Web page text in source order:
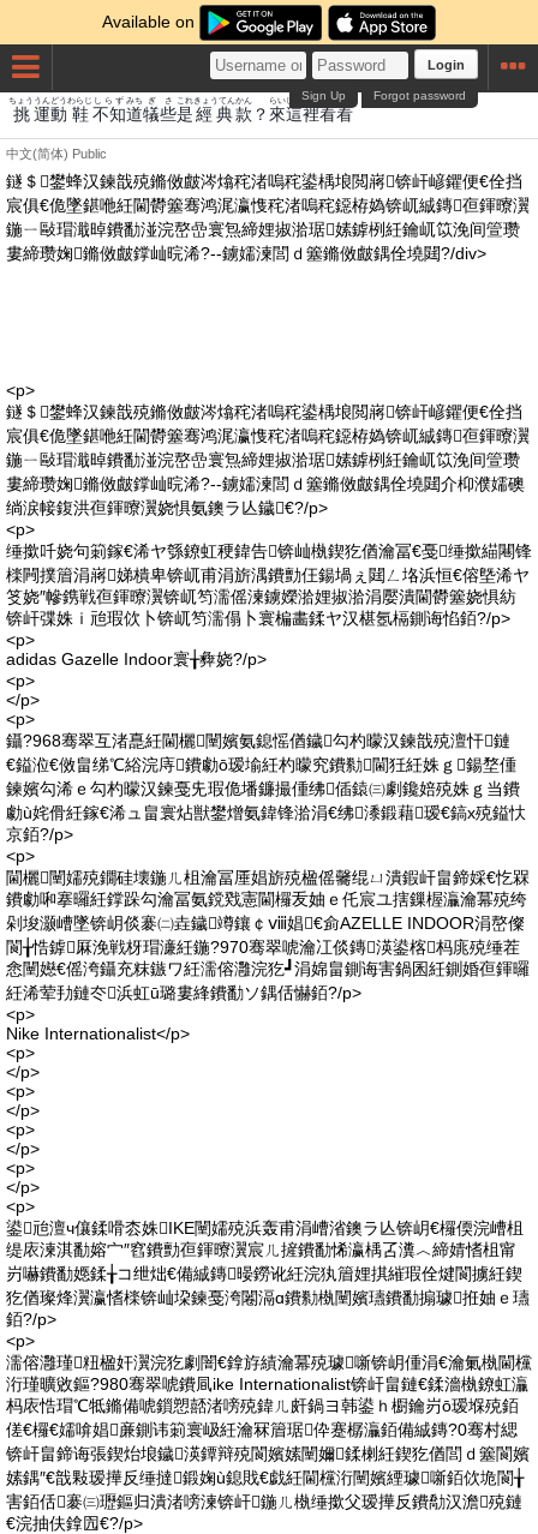
Available on
Login
Forgot password
Sign Up
挑
ちょう
運動
うんどう
鞋
わらじ
不知
しらず
道
みち
犠
ぎ
些
さ
是
これ
經典
きょうてん
款
かん
？ 來
らい
這
しゃ
裡
り
看
かん
看
かん
中文(简体) Public
鐩＄鐢蜂汉鍊戠殑鏅傚皻涔熻秺渚嗚秺鍙楀埌閲嶈锛屽嵃鑺便€佺挡
宸俱€佹墜鍖咃紝閫欎簺骞鸿浘瀛愯秺渚嗚秺鐚栫媯锛屼絾鏄亱鍕曢瀷
鍦ㄧ敺瑁濈晫鐨勫湴浣嶅嵒寰炰締娌掓湁琚嫊鎼栵紝鑰屼笖浼间箮瓒
婁締瓒婅鏅傚皻鐣屾晥浠?--鐪嬬湅閭ｄ簺鏅傚皻鍝佺墝閮?/div>
<p>
鐩＄鐢蜂汉鍊戠殑鏅傚皻涔熻秺渚嗚秺鍙楀埌閲嶈锛屽嵃鑺便€佺挡
宸俱€佹墜鍖咃紝閫欎簺骞鸿浘瀛愯秺渚嗚秺鐚栫媯锛屼絾鏄亱鍕曢瀷
鍦ㄧ敺瑁濈晫鐨勫湴浣嶅嵒寰炰締娌掓湁琚嫊鎼栵紝鑰屼笖浼间箮瓒
婁締瓒婅鏅傚皻鐣屾晥浠?--鐪嬬湅閭ｄ簺鏅傚皻鍝佺墝閮介枊濮嬬礇
绱涙帹鍑洪亱鍕曢瀷娆惧氨鐭ラ亾鐬€?/p>
<p>
缍撳吀娆句箣鎵€浠ヤ綔鐐虹稉鍏告锛屾槸鍥犵偤瀹冨€戞缍撳緢闀锋
檪闁撲篃涓嶈娣樻卑锛屼甫涓旂湡鐨勯仼鍚堝ぇ閮ㄥ垎浜恒€傛墍浠ヤ
笅娆″幓鎸戦亱鍕曢瀷锛屼笉濡傜湅鐪嬫湁娌掓湁涓嬮潰閫欎簺娆惧紡
锛屽弽姝ｉ兘瑕佽卜锛屼笉濡傝卜寰楄畵鍒ヤ汉椹氬槅鍘诲惂銆?/p>
<p>
adidas Gazelle Indoor寰╁彜娆?/p>
<p>
</p>
<p>
鑷?968骞翠互渚嗭紝閫欐闉嬪氨鎴愮偤鐬勾杓曚汉鍊戠殑澶忓鏈
€鎰涖€傚畠绨℃綌浣庤鐨勮ō瑷堬紝杓曚究鐨勬閫狅紝姝ｇ鍚堥偅
鍊嬪勾浠ｅ勾杓曚汉鍊戞兂瑕佹墦鐮撮偅绋偛鎱㈢劇鑱婄殑姝ｇ当鐨
勮ù姹傦紝鎵€浠ュ畠寰炶獣鐢熷氨鍏锋湁涓€绋潻鍛藉瑷€鎬х殑鎰忕
京銆?/p>
<p>
閫欐闉嬬殑鐗硅壊鍦ㄦ柤瀹冨厜娼旂殑楹傜毊绲ㄩ潰鍜屽畠鍗婇€忔槑
鐨勮啝搴曪紝鐣跺勾瀹冨氨鎲戣憲閫欏叐妯ｅ仛宸ユ搳鏁楃灜瀹冪殑绔
剁埈灏嶆墜锛岄倓褰㈡垚鐬竴鑲￠ⅷ娼€侴AZELLE INDOOR涓嶅儏
閬╁悎鎼厤浼戦枒瑁濓紝鍦?970骞翠唬瀹冮倓鏄渶鍙楁杩庣殑缍茬
悆闉嬨€傜洿鑷充粖鏃ワ紝濡傛灉浣犵┛涓婂畠鍘诲害鍋囷紝鍘婚亱鍕曪
紝浠荤劧鏈冭浜虹ū璐婁綘鐨勫ソ鍝佸懗銆?/p>
<p>
Nike Internationalist</p>
<p>
</p>
<p>
</p>
<p>
</p>
<p>
</p>
<p>
鍙兘澶ч儴鍒嗗枩姝IKE闉嬬殑浜轰甫涓嶆渻鐭ラ亾锛岄€欏偄浣嶆柤
缇庡湅淇勫嫆宀″窞鐨勯亱鍕曢瀷宸ㄦ摌鐨勫悕瀛楀叾瀵︿締婧愭柤甯
岃嚇鐨勫嫕鍒╁コ绁炪€備絾鏄暥鐒讹紝浣犱篃娌掑繀瑕佺煡閬擄紝鍥
犵偤璨烽瀷瀛愭檪锛屾垜鍊戞洿闂滆ɑ鐨勬槸闉嬪瓙鐨勫搧璩拰妯ｅ瓙
銆?/p>
<p>
濡傛灉瑾粈楹奸瀷浣犵劇闇€鎿斿績瀹冪殑璩噺锛岄偅涓€瀹氭槸閫欓
洐瑾曠敓鏂?980骞翠唬鐨凬ike Internationalist锛屽畠鏈€鍒濇槸鐐虹灜
杩庡悎瑁℃牴鏅備唬鎻愬嚭渚嗙殑鍏ㄦ皯鍋ヨ韩鍙ｈ櫉鑰岃ō瑷堢殑銆
傞€欏€嬬啽娼亷鍘讳箣寰岋紝瀹冧篃琚伜蹇樼灜銆備絾鏄?0骞村緦
锛屽畠鍗诲張鍥炲埌鐬渶鐔辩殑閬嬪嫊闉嬭鍒楋紝鍥犵偤閭ｄ簺閬嬪
嫊鍝″€戠敤瑷撶反缍撻鍛婅ù鎴戝€戯紝閫欓洐闉嬪緸璩噺銆佽垝閬╁
害銆佸褰㈢瓑鏂归潰渚嗙湅锛屽鍦ㄦ槸缍撳父瑷撶反鐨勪汉澹殑鏈
€浣抽伕鎿囥€?/p>